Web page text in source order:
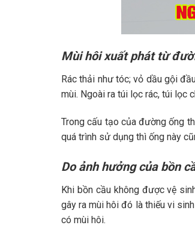
Mùi hôi xuất phát từ
Rác thải như tóc; vỏ dầu gội
mùi. Ngoài ra túi lọc rác, túi lọc
Trong cấu tạo của đường ống
quá trình sử dụng thì ống này
Do ảnh hưởng của bồn
Khi bồn cầu không được vệ
gây ra mùi hôi đó là thiếu vi
có mùi hôi.